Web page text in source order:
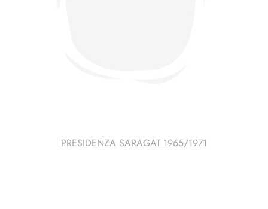
PRESIDENZA SARAGAT 1965/1971